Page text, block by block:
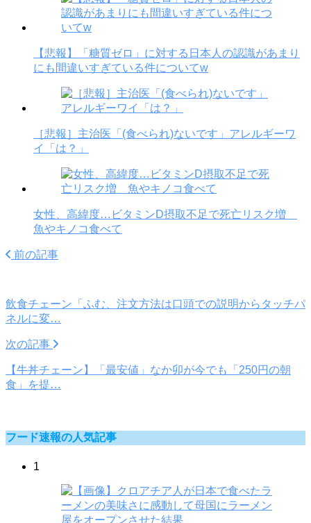
【悲報】「糖質ゼロ」に対する日本人の認識があまり
にも間違いすぎている件についてw
［悲報］主治医「(食べられ)ないです」アレルギーワ
イ「は？」
女性、高緯度…ビタミンD摂取不足で死亡リスク増
魚やキノコ食べて
前の記事
飲食チェーン「ふむ、注文方法は口頭での説明からタッチパ
ネルに変…
次の記事
【牛丼チェーン】「最安値」なか卯が今でも「250円の朝
食」を提…
フード速報の人気記事
1